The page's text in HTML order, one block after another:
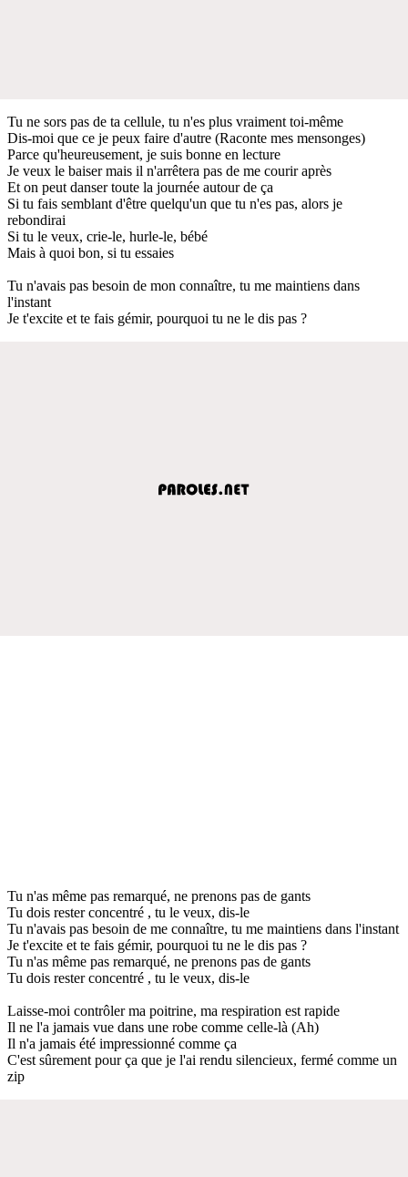
Tu ne sors pas de ta cellule, tu n'es plus vraiment toi-même
Dis-moi que ce je peux faire d'autre (Raconte mes mensonges)
Parce qu'heureusement, je suis bonne en lecture
Je veux le baiser mais il n'arrêtera pas de me courir après
Et on peut danser toute la journée autour de ça
Si tu fais semblant d'être quelqu'un que tu n'es pas, alors je
rebondirai
Si tu le veux, crie-le, hurle-le, bébé
Mais à quoi bon, si tu essaies
Tu n'avais pas besoin de mon connaître, tu me maintiens dans
l'instant
Je t'excite et te fais gémir, pourquoi tu ne le dis pas ?
Tu n'as même pas remarqué, ne prenons pas de gants
Tu dois rester concentré , tu le veux, dis-le
Tu n'avais pas besoin de me connaître, tu me maintiens dans l'instant
Je t'excite et te fais gémir, pourquoi tu ne le dis pas ?
Tu n'as même pas remarqué, ne prenons pas de gants
Tu dois rester concentré , tu le veux, dis-le
Laisse-moi contrôler ma poitrine, ma respiration est rapide
Il ne l'a jamais vue dans une robe comme celle-là (Ah)
Il n'a jamais été impressionné comme ça
C'est sûrement pour ça que je l'ai rendu silencieux, fermé comme un
zip